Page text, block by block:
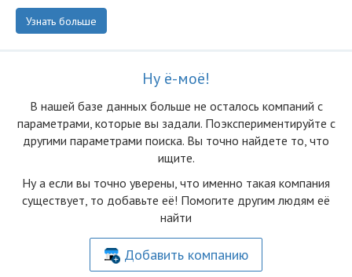
Узнать больше
Ну ё-моё!
В нашей базе данных больше не осталоcь компаний с
параметрами, которые вы задали. Поэкспериментируйте с
другими параметрами поиска. Вы точно найдете то, что
ищите.
Ну а если вы точно уверены, что именно такая компания
существует, то добавьте её! Помогите другим людям её
найти
Добавить компанию